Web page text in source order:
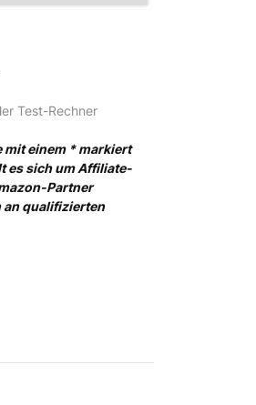
Test-Rechner
mit einem * markiert
es sich um Affiliate-
Partner
an qualifizierten